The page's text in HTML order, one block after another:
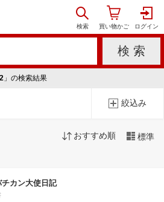
」の検索結果
絞込み
おすすめ順 標準
チカン大使日記